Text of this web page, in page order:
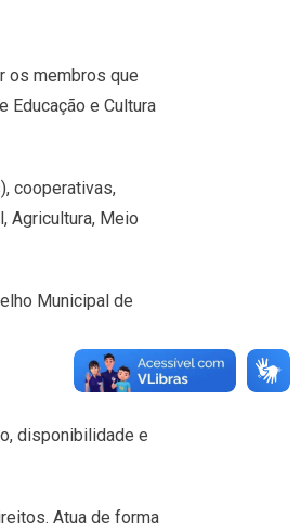
os membros que
Educação e Cultura
cooperativas,
Agricultura, Meio
Municipal de
disponibilidade e
Atua de forma